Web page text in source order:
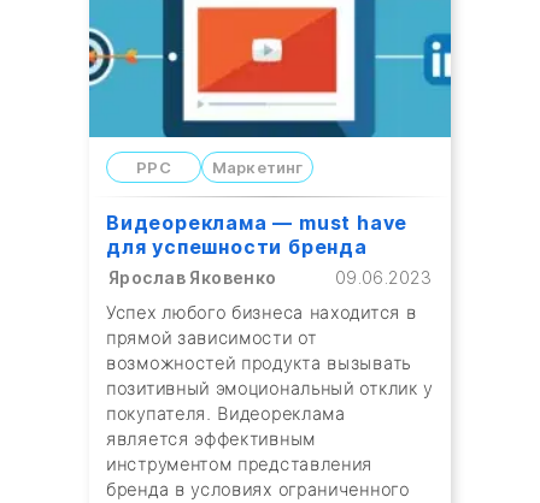
PPC Маркетинг
Видеореклама — must have
для успешности бренда
Ярослав Яковенко
09.06.2023
Успех любого бизнеса находится в
прямой зависимости от
возможностей продукта вызывать
позитивный эмоциональный отклик у
покупателя. Видеореклама
является эффективным
инструментом представления
бренда в условиях ограниченного